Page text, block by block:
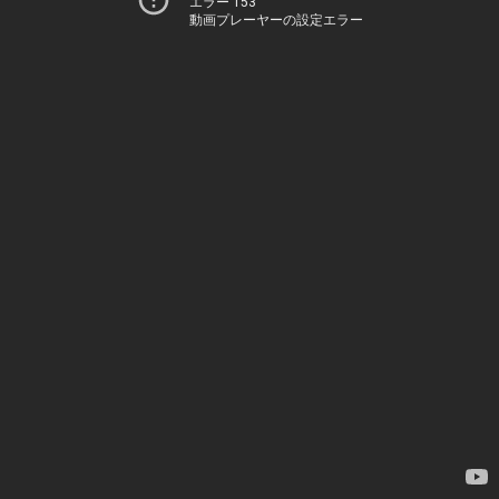
動画プレーヤーの設定エラー